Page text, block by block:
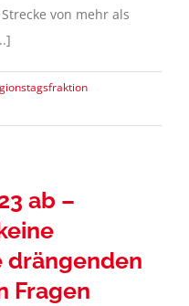
von mehr als
ab –
drängenden
Fragen